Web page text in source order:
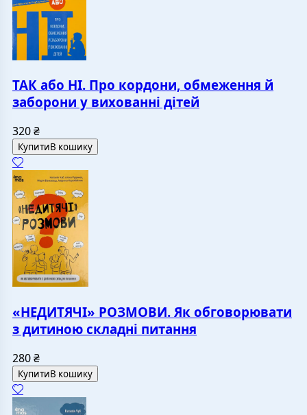
ТАК або НІ. Про кордони, обмеження й
заборони у вихованні дітей
320₴
КупитиВ кошику
«НЕДИТЯЧІ» РОЗМОВИ. Як обговорювати
з дитиною складні питання
280₴
КупитиВ кошику